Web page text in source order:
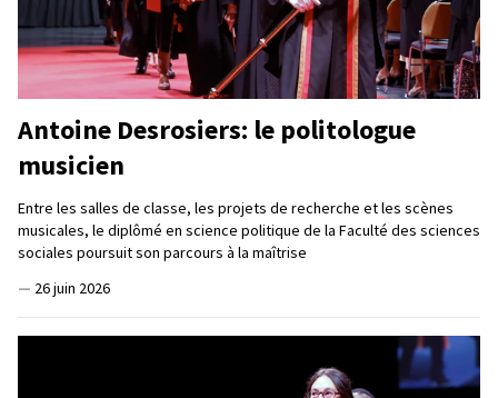
Antoine Desrosiers: le politologue
musicien
Entre les salles de classe, les projets de recherche et les scènes
musicales, le diplômé en science politique de la Faculté des sciences
sociales poursuit son parcours à la maîtrise
— 26 juin 2026